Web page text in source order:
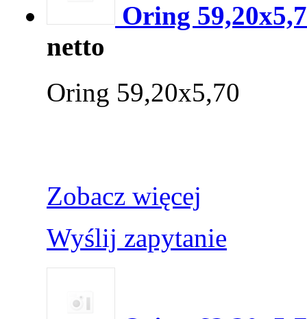
Oring
netto
Oring 59,20x5,70
Zobacz więcej
Wyślij zapytanie